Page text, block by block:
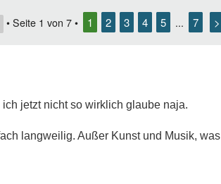
• Seite 1 von 7 • 1 2 3 4 5 ... 7 >
jetzt nicht so wirklich glaube naja.
langweilig. Außer Kunst und Musik, was